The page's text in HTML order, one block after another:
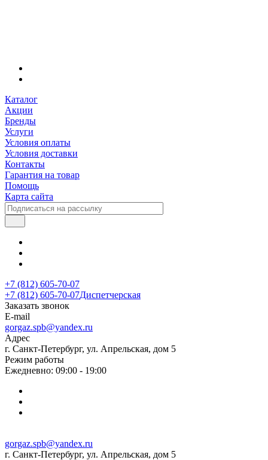
Каталог
Акции
Бренды
Услуги
Условия оплаты
Условия доставки
Контакты
Гарантия на товар
Помощь
Карта сайта
+7 (812) 605-70-07
+7 (812) 605-70-07Диспетчерская
Заказать звонок
E-mail
gorgaz.spb@yandex.ru
Адрес
г. Санкт-Петербург, ул. Апрельская, дом 5
Режим работы
Ежедневно: 09:00 - 19:00
gorgaz.spb@yandex.ru
г. Санкт-Петербург, ул. Апрельская, дом 5